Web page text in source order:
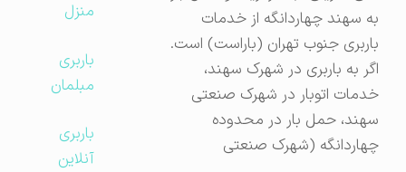
به سهند چهاردانگه از خدمات
باربری جنوب تهران (باراست) است.
اگر به باربری در شهرک سهند،
خدمات اتوبار در شهرک صنعتی
سهند، حمل بار در محدوده
چهاردانگه (شهرک صنعتی
منزل
باربری
مبلمان
باربری
آنلاین